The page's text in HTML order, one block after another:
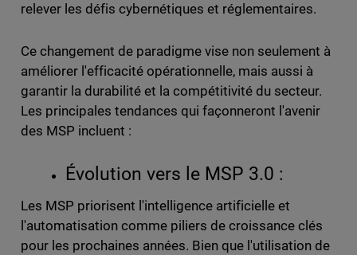
relever les défis cybernétiques et réglementaires.
Ce changement de paradigme vise non seulement à
améliorer l'efficacité opérationnelle, mais aussi à
garantir la durabilité et la compétitivité du secteur.
Les principales tendances qui façonneront l'avenir
des MSP incluent :
Évolution vers le MSP 3.0 :
Les MSP priorisent l'intelligence artificielle et
l'automatisation comme piliers de croissance clés
pour les prochaines années. Bien que l'utilisation de